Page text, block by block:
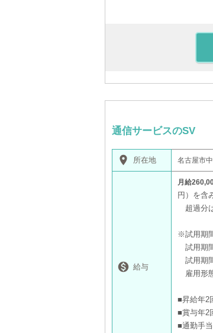
通信サービスのSV
place 所在地 名古屋市
 給与
月給
円）を含
超過分
※試用期
試用期
試用期
雇用形
■昇給年2
■賞与年2
■通勤手